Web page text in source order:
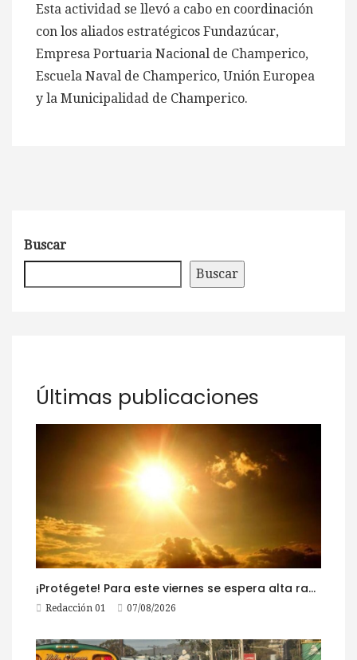
Esta actividad se llevó a cabo en coordinación
con los aliados estratégicos Fundazúcar,
Empresa Portuaria Nacional de Champerico,
Escuela Naval de Champerico, Unión Europea
y la Municipalidad de Champerico.
Buscar
Buscar
Últimas publicaciones
¡Protégete! Para este viernes se espera alta radiación solar
Redacción 01 07/08/2026